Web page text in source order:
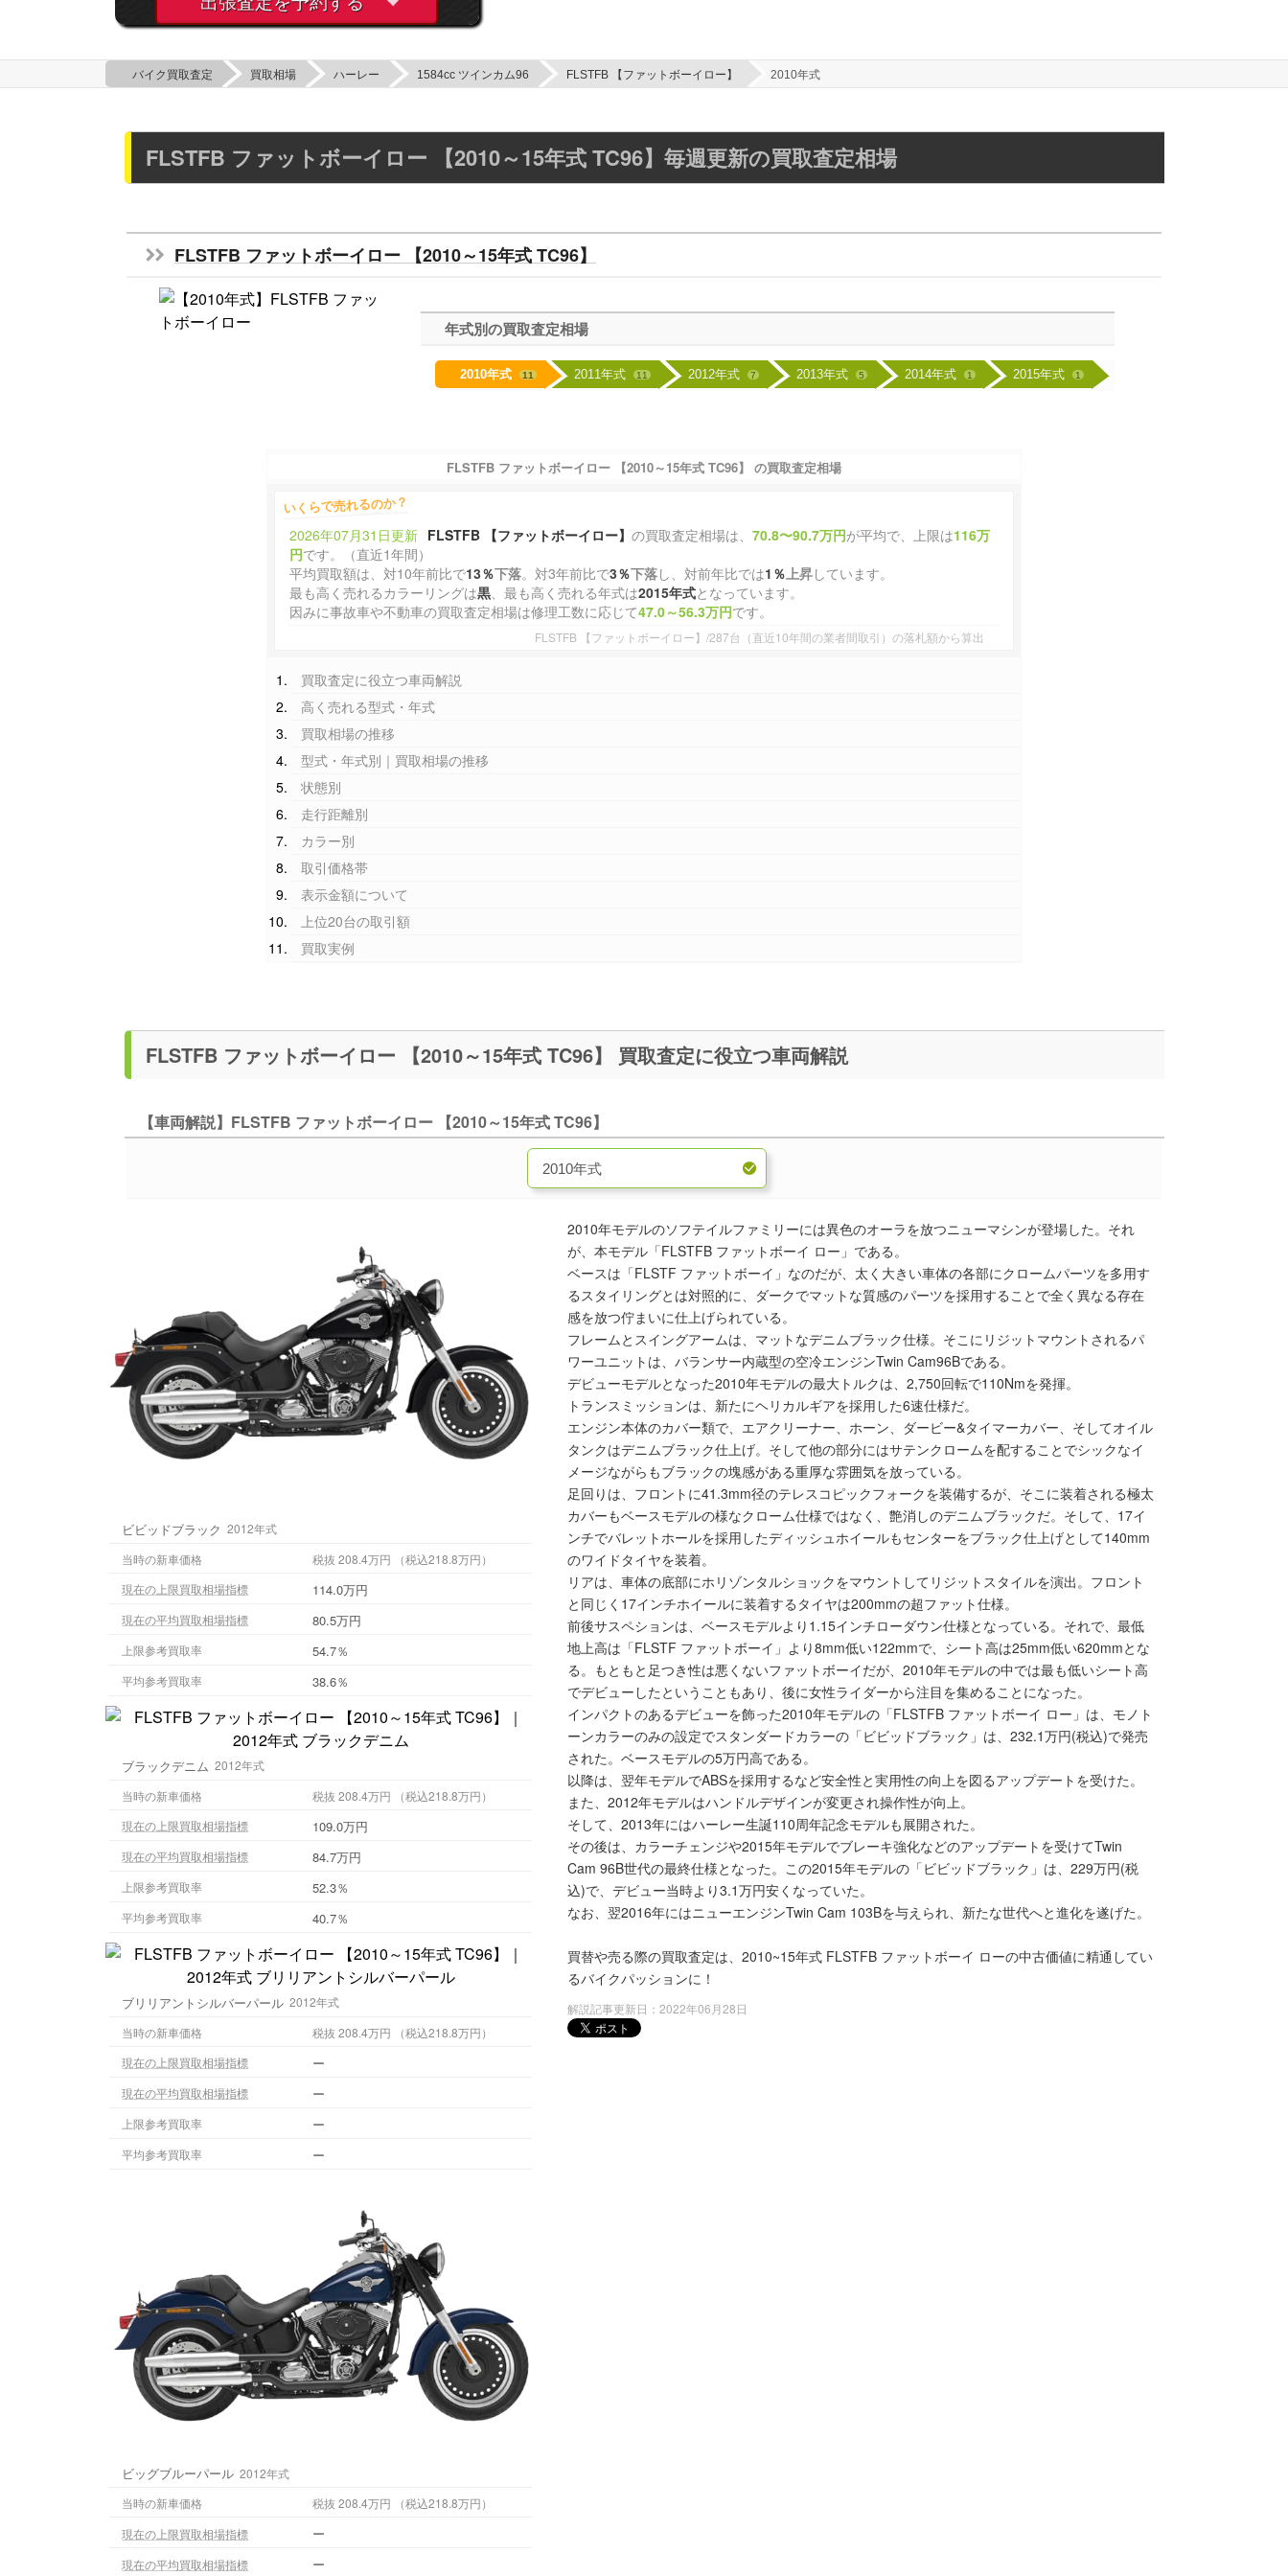
バイク買取査定 買取相場 ハーレー 1584cc ツインカム96 FLSTFB 【ファットボーイロー】 2010年式
FLSTFB ファットボーイロー 【2010～15年式 TC96】毎週更新の買取査定相場
FLSTFB ファットボーイロー 【2010～15年式 TC96】
年式別の買取査定相場
2010年式 11 2011年式 11 2012年式 7 2013年式 5 2014年式 1 2015年式 1
FLSTFB ファットボーイロー 【2010～15年式 TC96】 の買取査定相場
いくらで売れるのか？
2026年07月31日更新 FLSTFB 【ファットボーイロー】の買取査定相場は、70.8〜90.7万円が平均で、上限は116万
円です。（直近1年間）
平均買取額は、対10年前比で13％下落。対3年前比で3％下落し、対前年比では1％上昇しています。
最も高く売れるカラーリングは黒、最も高く売れる年式は2015年式となっています。
因みに事故車や不動車の買取査定相場は修理工数に応じて47.0～56.3万円です。
FLSTFB 【ファットボーイロー】/287台（直近10年間の業者間取引）の落札額から算出
買取査定に役立つ車両解説
高く売れる型式・年式
買取相場の推移
型式・年式別｜買取相場の推移
状態別
走行距離別
カラー別
取引価格帯
表示金額について
上位20台の取引額
買取実例
FLSTFB ファットボーイロー 【2010～15年式 TC96】 買取査定に役立つ車両解説
【車両解説】FLSTFB ファットボーイロー 【2010～15年式 TC96】
ビビッドブラック 2012年式
当時の新車価格
税抜 208.4万円 （税込218.8万円）
現在の上限買取相場指標
114.0万円
現在の平均買取相場指標 80.5万円
上限参考買取率 54.7％
平均参考買取率 38.6％
ブラックデニム 2012年式
当時の新車価格
税抜 208.4万円 （税込218.8万円）
現在の上限買取相場指標
109.0万円
現在の平均買取相場指標 84.7万円
上限参考買取率 52.3％
平均参考買取率 40.7％
ブリリアントシルバーパール 2012年式
当時の新車価格
税抜 208.4万円 （税込218.8万円）
現在の上限買取相場指標
ー
現在の平均買取相場指標 ー
上限参考買取率 ー
平均参考買取率 ー
ビッグブルーパール 2012年式
当時の新車価格
税抜 208.4万円 （税込218.8万円）
現在の上限買取相場指標
ー
現在の平均買取相場指標 ー
2010年モデルのソフテイルファミリーには異色のオーラを放つニューマシンが登場した。それ
が、本モデル「FLSTFB ファットボーイ ロー」である。
ベースは「FLSTF ファットボーイ」なのだが、太く大きい車体の各部にクロームパーツを多用す
るスタイリングとは対照的に、ダークでマットな質感のパーツを採用することで全く異なる存在
感を放つ佇まいに仕上げられている。
フレームとスイングアームは、マットなデニムブラック仕様。そこにリジットマウントされるパ
ワーユニットは、バランサー内蔵型の空冷エンジンTwin Cam96Bである。
デビューモデルとなった2010年モデルの最大トルクは、2,750回転で110Nmを発揮。
トランスミッションは、新たにヘリカルギアを採用した6速仕様だ。
エンジン本体のカバー類で、エアクリーナー、ホーン、ダービー&タイマーカバー、そしてオイル
タンクはデニムブラック仕上げ。そして他の部分にはサテンクロームを配することでシックなイ
メージながらもブラックの塊感がある重厚な雰囲気を放っている。
足回りは、フロントに41.3mm径のテレスコピックフォークを装備するが、そこに装着される極太
カバーもベースモデルの様なクローム仕様ではなく、艶消しのデニムブラックだ。そして、17イ
ンチでバレットホールを採用したディッシュホイールもセンターをブラック仕上げとして140mm
のワイドタイヤを装着。
リアは、車体の底部にホリゾンタルショックをマウントしてリジットスタイルを演出。フロント
と同じく17インチホイールに装着するタイヤは200mmの超ファット仕様。
前後サスペションは、ベースモデルより1.15インチローダウン仕様となっている。それで、最低
地上高は「FLSTF ファットボーイ」より8mm低い122mmで、シート高は25mm低い620mmとな
る。もともと足つき性は悪くないファットボーイだが、2010年モデルの中では最も低いシート高
でデビューしたということもあり、後に女性ライダーから注目を集めることになった。
インパクトのあるデビューを飾った2010年モデルの「FLSTFB ファットボーイ ロー」は、モノト
ーンカラーのみの設定でスタンダードカラーの「ビビッドブラック」は、232.1万円(税込)で発売
された。ベースモデルの5万円高である。
以降は、翌年モデルでABSを採用するなど安全性と実用性の向上を図るアップデートを受けた。
また、2012年モデルはハンドルデザインが変更され操作性が向上。
そして、2013年にはハーレー生誕110周年記念モデルも展開された。
その後は、カラーチェンジや2015年モデルでブレーキ強化などのアップデートを受けてTwin
Cam 96B世代の最終仕様となった。この2015年モデルの「ビビッドブラック」は、229万円(税
込)で、デビュー当時より3.1万円安くなっていた。
なお、翌2016年にはニューエンジンTwin Cam 103Bを与えられ、新たな世代へと進化を遂げた。
買替や売る際の買取査定は、2010~15年式 FLSTFB ファットボーイ ローの中古価値に精通してい
るバイクパッションに！
解説記事更新日：2022年06月28日